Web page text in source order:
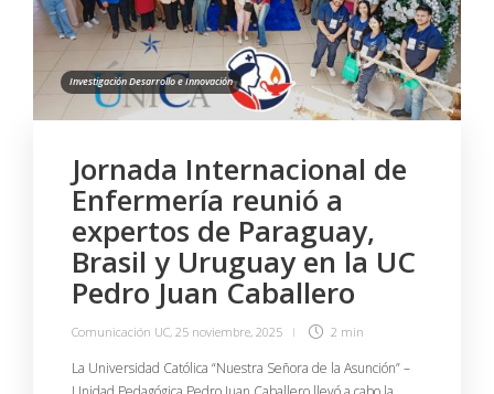
Investigación Desarrollo e Innovación
Jornada Internacional de
Enfermería reunió a
expertos de Paraguay,
Brasil y Uruguay en la UC
Pedro Juan Caballero
Comunicación UC, 25 noviembre, 2025 2 min
La Universidad Católica “Nuestra Señora de la Asunción” –